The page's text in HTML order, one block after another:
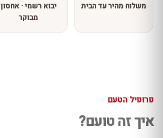
משלוח מהיר עד הבית
יבוא רשמי · אחסון
מבוקר
פרופיל הטעם
איך זה טועם?